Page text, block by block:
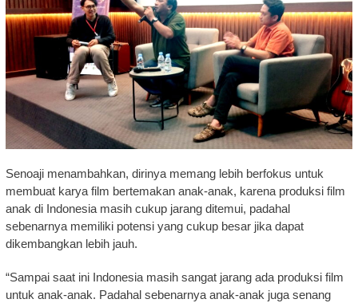
Senoaji menambahkan, dirinya memang lebih berfokus untuk
membuat karya film bertemakan anak-anak, karena produksi film
anak di Indonesia masih cukup jarang ditemui, padahal
sebenarnya memiliki potensi yang cukup besar jika dapat
dikembangkan lebih jauh.
“Sampai saat ini Indonesia masih sangat jarang ada produksi film
untuk anak-anak. Padahal sebenarnya anak-anak juga senang